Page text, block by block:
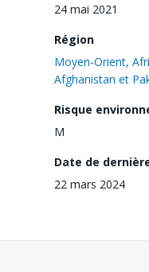
24 mai 2021
Région
Moyen-Orient,
Afghanistan et
Risque
M
Date de
22 mars 2024